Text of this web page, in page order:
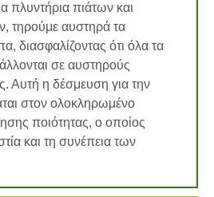
πλυντήρια πιάτων και
τηρούμε αυστηρά τα
διασφαλίζοντας ότι όλα τα
σε αυστηρούς
Αυτή η δέσμευση για την
στον ολοκληρωμένο
ποιότητας, ο οποίος
και τη συνέπεια των